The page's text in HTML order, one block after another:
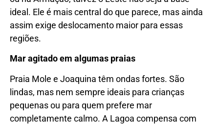
ideal. Ele é mais central do que parece, mas ainda
assim exige deslocamento maior para essas
regiões.
Mar agitado em algumas praias
Praia Mole e Joaquina têm ondas fortes. São
lindas, mas nem sempre ideais para crianças
pequenas ou para quem prefere mar
completamente calmo. A Lagoa compensa com